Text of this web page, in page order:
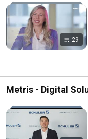
29
Metris - Digital